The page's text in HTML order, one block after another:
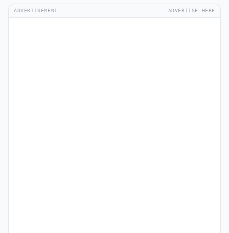
ADVERTISEMENT ADVERTISE HERE